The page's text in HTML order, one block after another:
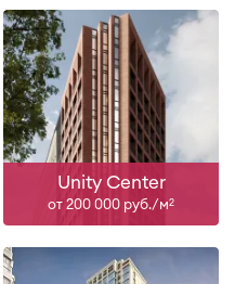
Unity Center
от 200 000 руб./м2